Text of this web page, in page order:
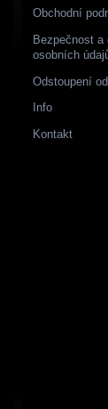
Obchodní
Bezpečnost a
osobních
Odstoupení
Info
Kontakt